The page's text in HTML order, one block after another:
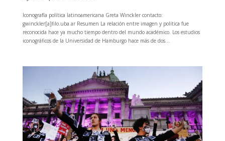
Iconografía política latinoamericana Greta Winckler contacto:
gwinckler[a]filo.uba.ar Resumen La relación entre imagen y política fue
reconocida hace ya mucho tiempo dentro del mundo académico. Los estudios
iconográficos de la Universidad de Hamburgo hace más de dos...